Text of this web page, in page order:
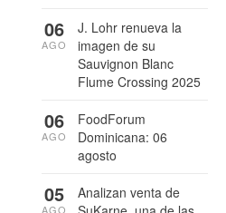
J. Lohr renueva la
imagen de su
Sauvignon Blanc
Flume Crossing 2025
06
AGO
FoodForum
Dominicana: 06
agosto
06
AGO
Analizan venta de
05
AGO